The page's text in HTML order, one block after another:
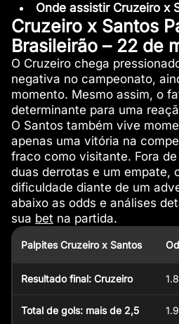
Onde assistir Cruzeiro x
Cruzeiro x Santos
Brasileirão – 22 de
O Cruzeiro chega
negativa no campeonato,
momento. Mesmo assim, o
determinante para uma
O Santos também vive
apenas uma vitória na
fraco como visitante. Fora
duas derrotas e um empate,
dificuldade diante de um
abaixo as odds e análises
sua betna partida.
Palpites Cruzeiro x Santos
Resultado final: Cruzeiro
Total de gols: mais de 2,5